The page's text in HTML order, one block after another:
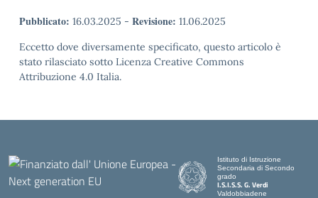
Pubblicato: 16.03.2025 - Revisione: 11.06.2025
Eccetto dove diversamente specificato, questo articolo è
stato rilasciato sotto Licenza Creative Commons
Attribuzione 4.0 Italia.
Istituto di Istruzione
Secondaria di Secondo
grado
I.S.I.S.S. G. Verdi
Valdobbiadene